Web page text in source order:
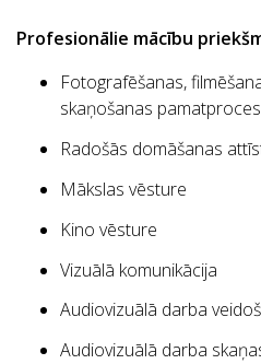
Profesionālie mācību
Fotografēšanas,
skaņošanas
Radošās domāšanas
Mākslas vēsture
Kino vēsture
Vizuālā komunikācija
Audiovizuālā darba
Audiovizuālā darba